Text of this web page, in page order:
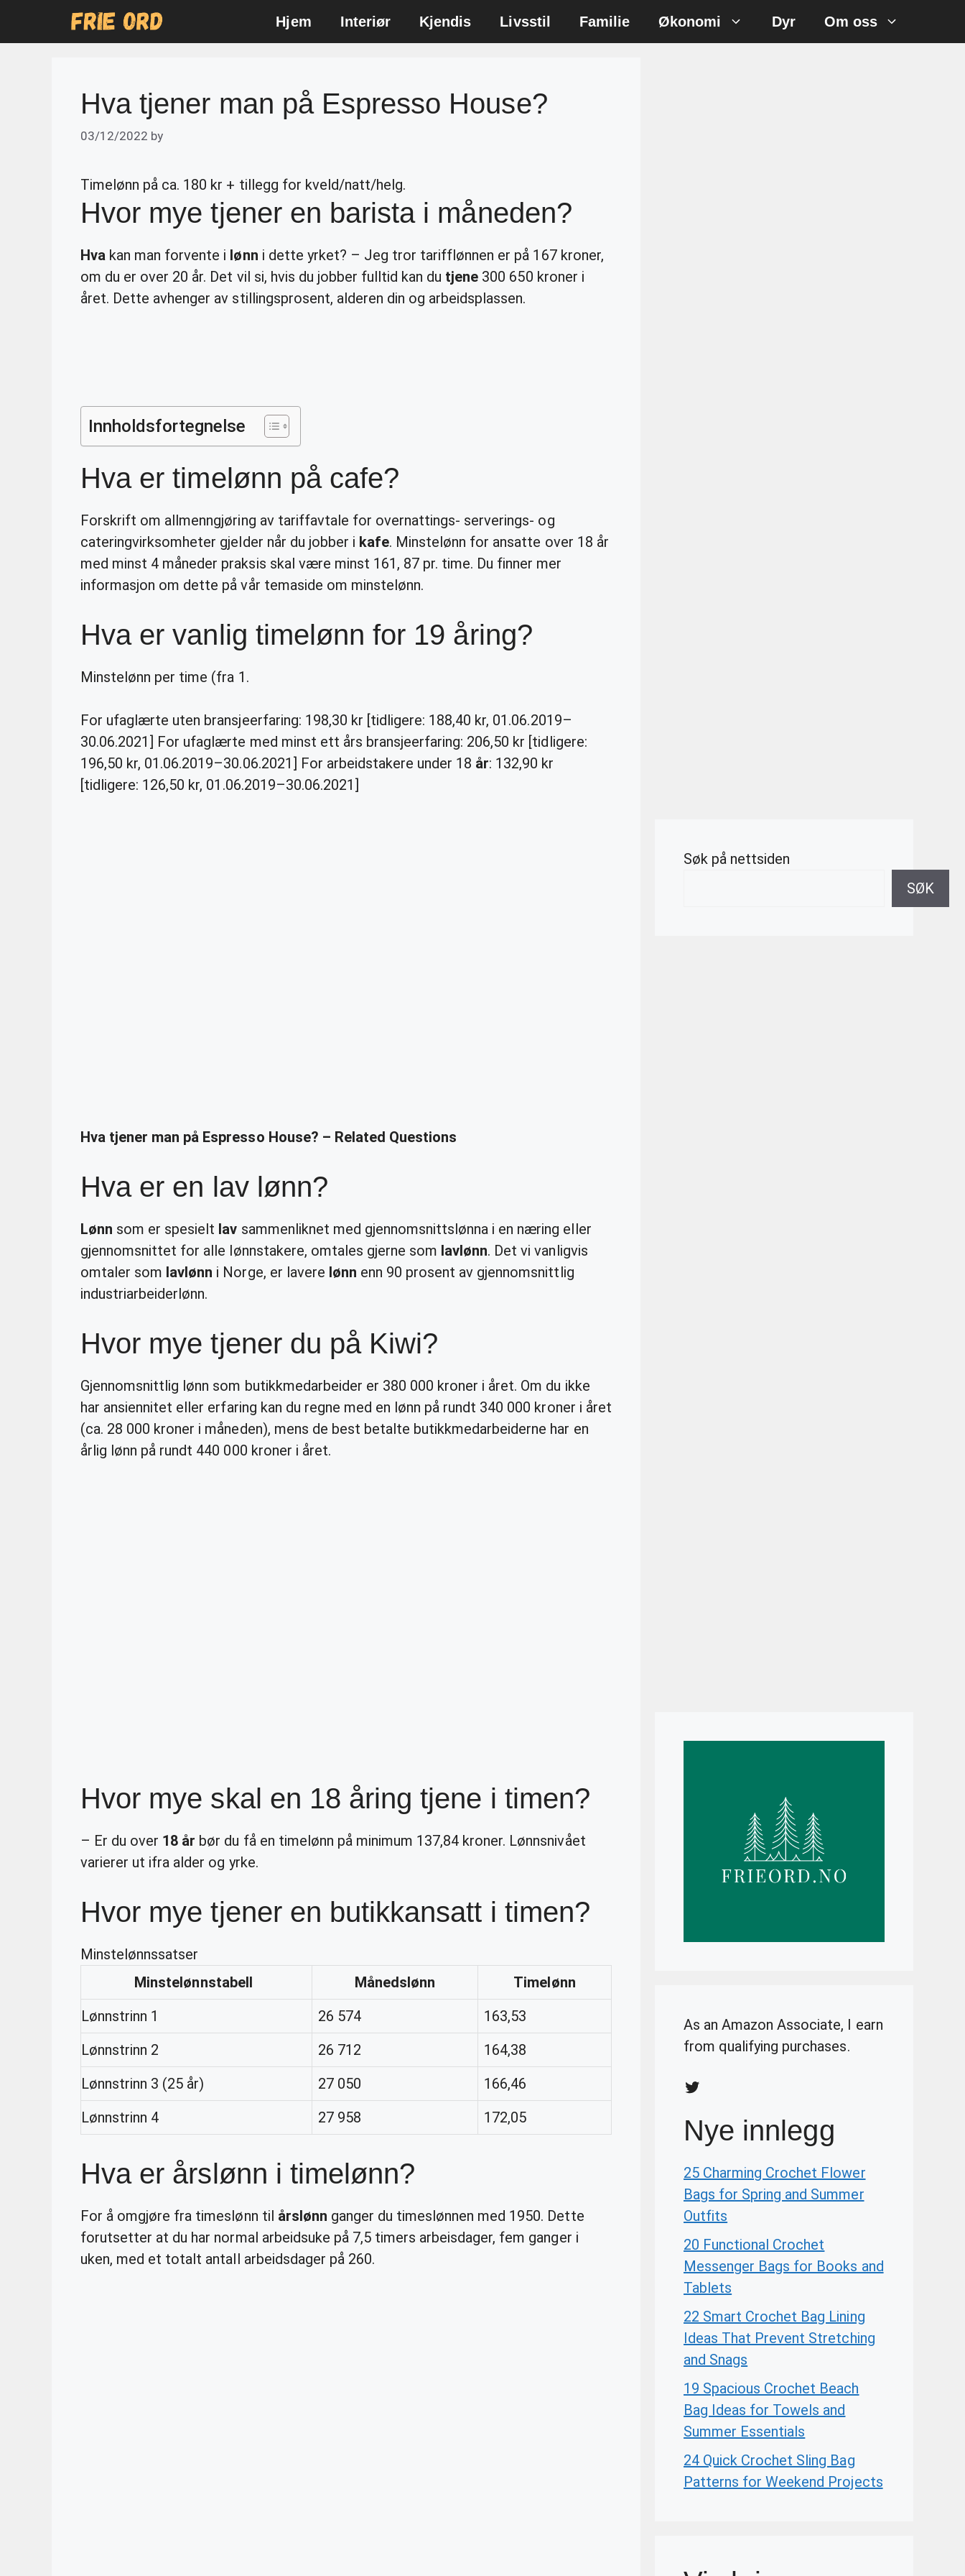
Hjem Interiør Kjendis Livsstil Familie Økonomi Dyr Om oss
Hva tjener man på Espresso House?
03/12/2022 by
Timelønn på ca. 180 kr + tillegg for kveld/natt/helg.
Hvor mye tjener en barista i måneden?
Hva kan man forvente i lønn i dette yrket? – Jeg tror tarifflønnen er på 167 kroner,
om du er over 20 år. Det vil si, hvis du jobber fulltid kan du tjene 300 650 kroner i
året. Dette avhenger av stillingsprosent, alderen din og arbeidsplassen.
Innholdsfortegnelse
Hva er timelønn på cafe?
Forskrift om allmenngjøring av tariffavtale for overnattings- serverings- og
cateringvirksomheter gjelder når du jobber i kafe. Minstelønn for ansatte over 18 år
med minst 4 måneder praksis skal være minst 161, 87 pr. time. Du finner mer
informasjon om dette på vår temaside om minstelønn.
Hva er vanlig timelønn for 19 åring?
Minstelønn per time (fra 1.
For ufaglærte uten bransjeerfaring: 198,30 kr [tidligere: 188,40 kr, 01.06.2019–
30.06.2021] For ufaglærte med minst ett års bransjeerfaring: 206,50 kr [tidligere:
196,50 kr, 01.06.2019–30.06.2021] For arbeidstakere under 18 år: 132,90 kr
[tidligere: 126,50 kr, 01.06.2019–30.06.2021]
Hva tjener man på Espresso House? – Related Questions
Hva er en lav lønn?
Lønn som er spesielt lav sammenliknet med gjennomsnittslønna i en næring eller
gjennomsnittet for alle lønnstakere, omtales gjerne som lavlønn. Det vi vanligvis
omtaler som lavlønn i Norge, er lavere lønn enn 90 prosent av gjennomsnittlig
industriarbeiderlønn.
Hvor mye tjener du på Kiwi?
Gjennomsnittlig lønn som butikkmedarbeider er 380 000 kroner i året. Om du ikke
har ansiennitet eller erfaring kan du regne med en lønn på rundt 340 000 kroner i året
(ca. 28 000 kroner i måneden), mens de best betalte butikkmedarbeiderne har en
årlig lønn på rundt 440 000 kroner i året.
Hvor mye skal en 18 åring tjene i timen?
– Er du over 18 år bør du få en timelønn på minimum 137,84 kroner. Lønnsnivået
varierer ut ifra alder og yrke.
Hvor mye tjener en butikkansatt i timen?
Minstelønnssatser
Minstelønnstabell
Månedslønn
Timelønn
Lønnstrinn 1
26 574
163,53
Lønnstrinn 2
26 712
164,38
Lønnstrinn 3 (25 år)
27 050
166,46
Lønnstrinn 4
27 958 172,05
Hva er årslønn i timelønn?
For å omgjøre fra timeslønn til årslønn ganger du timeslønnen med 1950. Dette
forutsetter at du har normal arbeidsuke på 7,5 timers arbeisdager, fem ganger i
uken, med et totalt antall arbeidsdager på 260.
Søk på nettsiden
SØK
As an Amazon Associate, I earn
from qualifying purchases.
Twitter
Nye innlegg
25 Charming Crochet Flower
Bags for Spring and Summer
Outfits
20 Functional Crochet
Messenger Bags for Books and
Tablets
22 Smart Crochet Bag Lining
Ideas That Prevent Stretching
and Snags
19 Spacious Crochet Beach
Bag Ideas for Towels and
Summer Essentials
24 Quick Crochet Sling Bag
Patterns for Weekend Projects